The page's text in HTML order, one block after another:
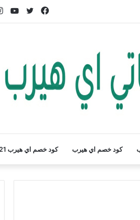
تويتر
فيسبوك
كود خصم اي هيرب كود خصم اي هيرب 2021